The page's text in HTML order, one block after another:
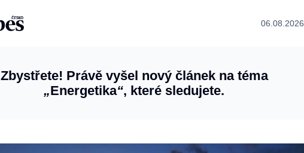
06.08.2026
Zbystřete! Právě vyšel nový článek na téma
„Energetika“, které sledujete.